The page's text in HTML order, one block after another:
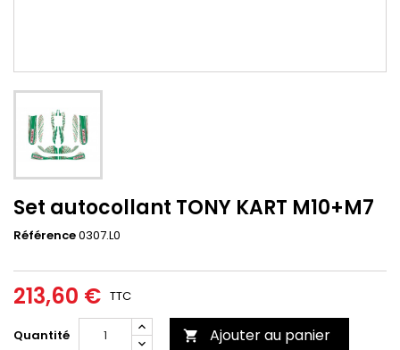
Set autocollant TONY KART M10+M7
Référence0307.L0
213,60 € TTC
Quantité  Ajouter au panier